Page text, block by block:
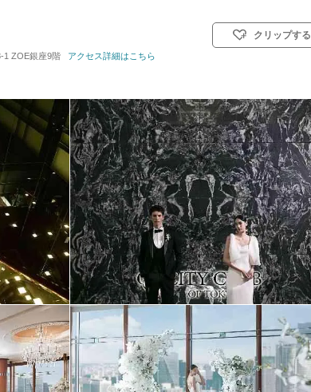
対応人数: 着席：6名 ～ 70名 挙式スタイル: 人前式／和装人前式
1 ZOE銀座9階 アクセス詳細はこちら
クリップする